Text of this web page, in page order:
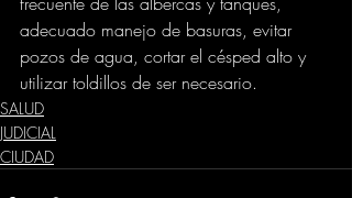
adecuado manejo de basuras, evitar
pozos de agua, cortar el césped alto y
utilizar toldillos de ser necesario.
SALUD
JUDICIAL
CIUDAD